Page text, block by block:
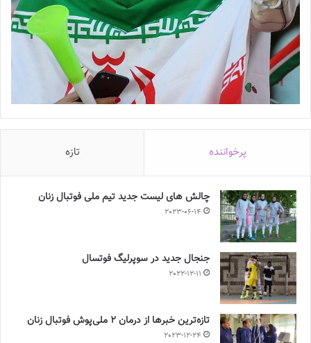
پرخواننده تازه
چالش هاى ليست جدید تيم ملى فوتبال زنان
2023-06-14
جنجال جدید در سوپرلیگ فوتسال
2022-12-11
تازه‌ترین خبرها از درمان ۲ ملی‌پوش فوتبال زنان
2023-12-24